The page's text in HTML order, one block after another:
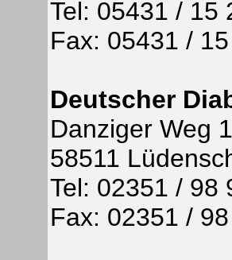
Tel: 05431 / 15
Fax: 05431 /
Deutscher
Danziger Weg 1
58511
Tel: 02351 / 98
Fax: 02351 /